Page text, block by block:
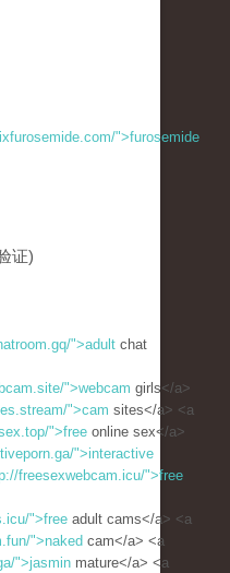
">furosemide
证)
">adult chat
">webcam girls</a>
">cam sites</a> <a
">free online sex</a>
">interactive
freesexwebcam.icu/">free
">free adult cams</a> <a
">naked cam</a> <a
">jasmin mature</a> <a